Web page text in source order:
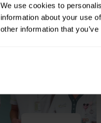
We use cookies to
information about your use
other information that